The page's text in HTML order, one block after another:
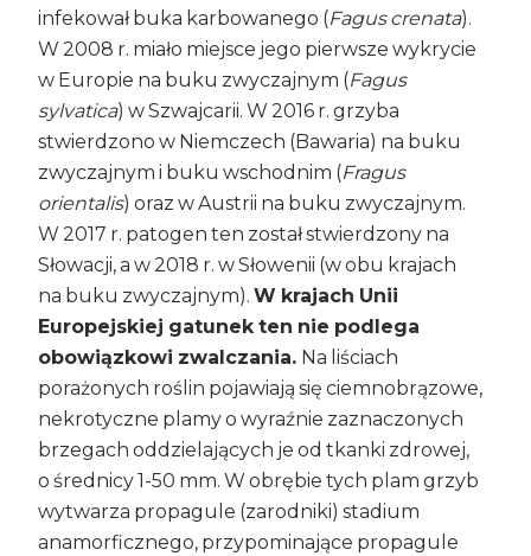
infekował buka karbowanego (Fagus crenata).
W 2008 r. miało miejsce jego pierwsze wykrycie
w Europie na buku zwyczajnym (Fagus
sylvatica) w Szwajcarii. W 2016 r. grzyba
stwierdzono w Niemczech (Bawaria) na buku
zwyczajnym i buku wschodnim (Fragus
orientalis) oraz w Austrii na buku zwyczajnym.
W 2017 r. patogen ten został stwierdzony na
Słowacji, a w 2018 r. w Słowenii (w obu krajach
na buku zwyczajnym).W krajach Unii
Europejskiej gatunek ten nie podlega
obowiązkowi zwalczania. Na liściach
porażonych roślin pojawiają się ciemnobrązowe,
nekrotyczne plamy o wyraźnie zaznaczonych
brzegach oddzielających je od tkanki zdrowej,
o średnicy 1-50 mm. W obrębie tych plam grzyb
wytwarza propagule (zarodniki) stadium
anamorficznego, przypominające propagule